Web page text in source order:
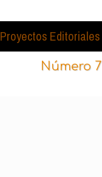
Proyectos Editoriales
Número